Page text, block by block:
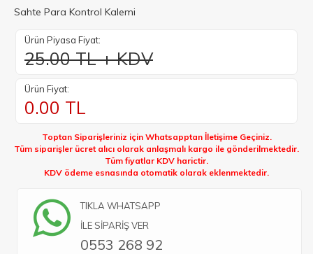
Sahte Para Kontrol Kalemi
Ürün Piyasa Fiyat:
25.00 TL + KDV
Ürün Fiyat:
0.00 TL
Toptan Siparişleriniz için Whatsapptan İletişime Geçiniz.
Tüm siparişler ücret alıcı olarak anlaşmalı kargo ile gönderilmektedir.
Tüm fiyatlar KDV harictir.
KDV ödeme esnasında otomatik olarak eklenmektedir.
TIKLA WHATSAPP
İLE SİPARİŞ VER
0553 268 92